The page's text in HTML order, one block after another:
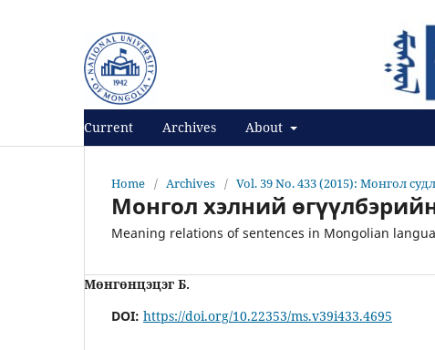
Current Archives About
Home / Archives / Vol. 39 No. 433 (2015): Монгол
Монгол хэлний
Meaning relations of sentences in Mongolian
Мөнгөнцэцэг Б.
DOI: https://doi.org/10.22353/ms.v39i433.4695